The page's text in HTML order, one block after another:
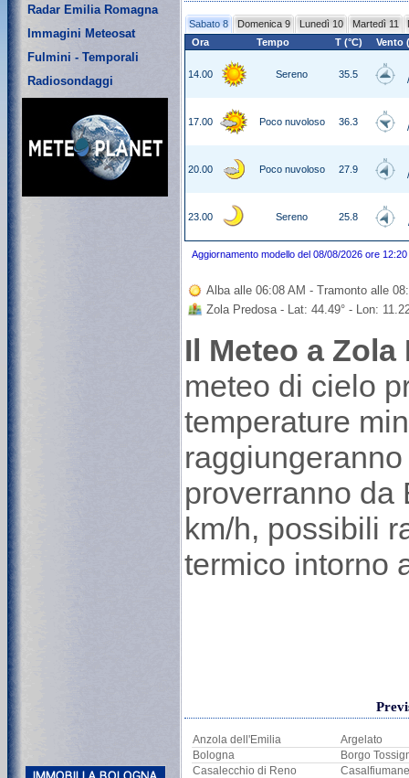
Radar Emilia Romagna
Immagini Meteosat
Fulmini - Temporali
Radiosondaggi
Sabato 8 Domenica 9 Lunedì 10 Martedì 11
Ora
Tempo T (°C) Vento
14.00 Sereno 35.5
17.00 Poco nuvoloso 36.3
20.00 Poco nuvoloso 27.9
23.00 Sereno 25.8
Aggiornamento modello del 08/08/2026 ore 12:20
Alba alle 06:08 AM - Tramonto alle
Zola Predosa - Lat: 44.49° - Lon:
Il Meteo a
meteo di cielo
temperature
proverranno da
km/h, possibili
termico intorno
Anzola dell'Emilia
Argelato
Bologna
Borgo
Casalecchio di Reno